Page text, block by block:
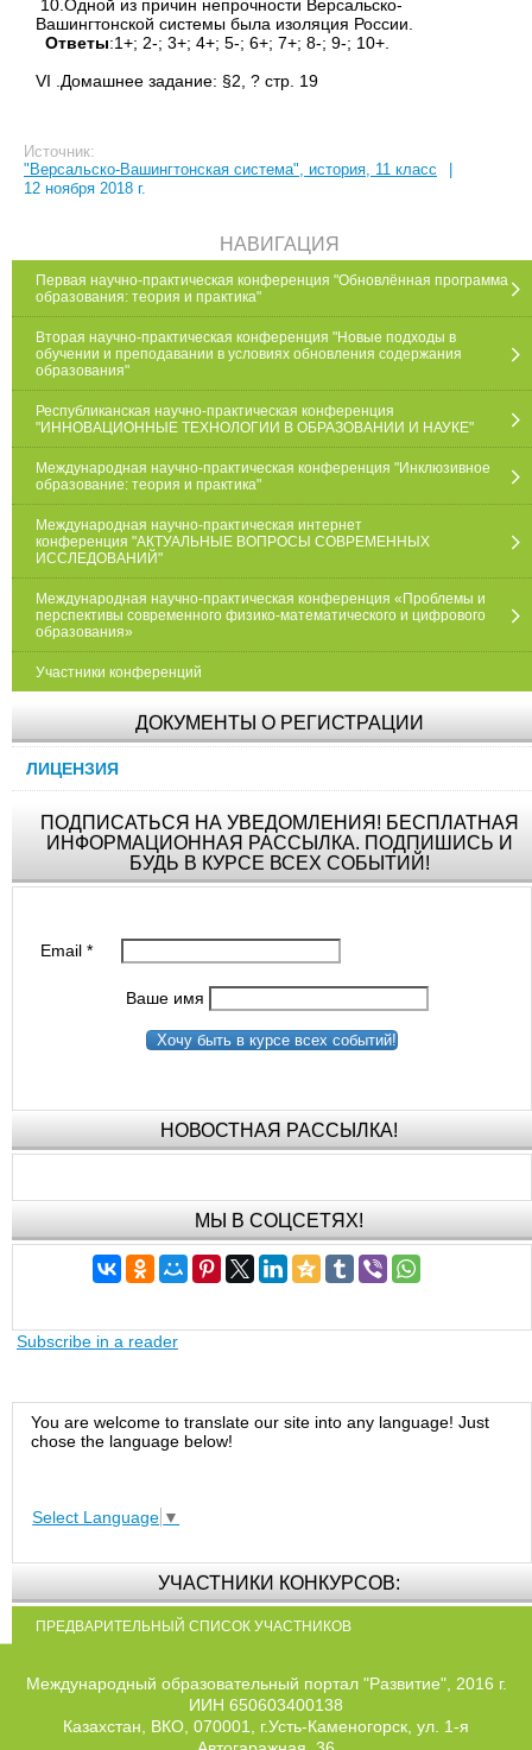
10.Одной из причин непрочности Версальско-
Вашингтонской системы была изоляция России.
Ответы:1+; 2-; 3+; 4+; 5-; 6+; 7+; 8-; 9-; 10+.
VI .Домашнее задание: §2, ? стр. 19
Источник:
"Версальско-Вашингтонская система", история, 11 класс
12 ноября 2018 г.
НАВИГАЦИЯ
Первая научно-практическая конференция "Обновлённая программа
образования: теория и практика"
Вторая научно-практическая конференция "Новые подходы в
обучении и преподавании в условиях обновления содержания
образования"
Республиканская научно-практическая конференция
"ИННОВАЦИОННЫЕ ТЕХНОЛОГИИ В ОБРАЗОВАНИИ И НАУКЕ"
Международная научно-практическая конференция "Инклюзивное
образование: теория и практика"
Международная научно-практическая интернет
конференция "АКТУАЛЬНЫЕ ВОПРОСЫ СОВРЕМЕННЫХ
ИССЛЕДОВАНИЙ"
Международная научно-практическая конференция «Проблемы и
перспективы современного физико-математического и цифрового
образования»
Участники конференций
ДОКУМЕНТЫ О РЕГИСТРАЦИИ
ЛИЦЕНЗИЯ
ПОДПИСАТЬСЯ НА УВЕДОМЛЕНИЯ! БЕСПЛАТНАЯ
ИНФОРМАЦИОННАЯ РАССЫЛКА. ПОДПИШИСЬ И
БУДЬ В КУРСЕ ВСЕХ СОБЫТИЙ!
Email*
Ваше имя
Хочу быть в курсе всех событий!
НОВОСТНАЯ РАССЫЛКА!
МЫ В СОЦСЕТЯХ!
Subscribe in a reader
You are welcome to translate our site into any language! Just
chose the language below!
Select Language ▼
УЧАСТНИКИ КОНКУРСОВ:
ПРЕДВАРИТЕЛЬНЫЙ СПИСОК УЧАСТНИКОВ
Международный образовательный портал "Развитие", 2016 г.
ИИН 650603400138
Казахстан, ВКО, 070001, г.Усть-Каменогорск, ул. 1-я